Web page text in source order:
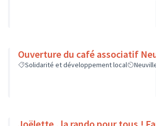
Ouverture du café associatif
Solidarité et développement local